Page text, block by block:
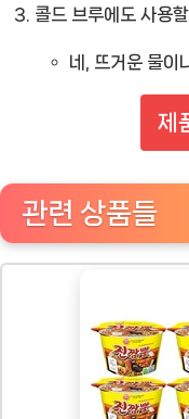
콜드 브루에도 사용
네, 뜨거운 물이
제
관련 상품들